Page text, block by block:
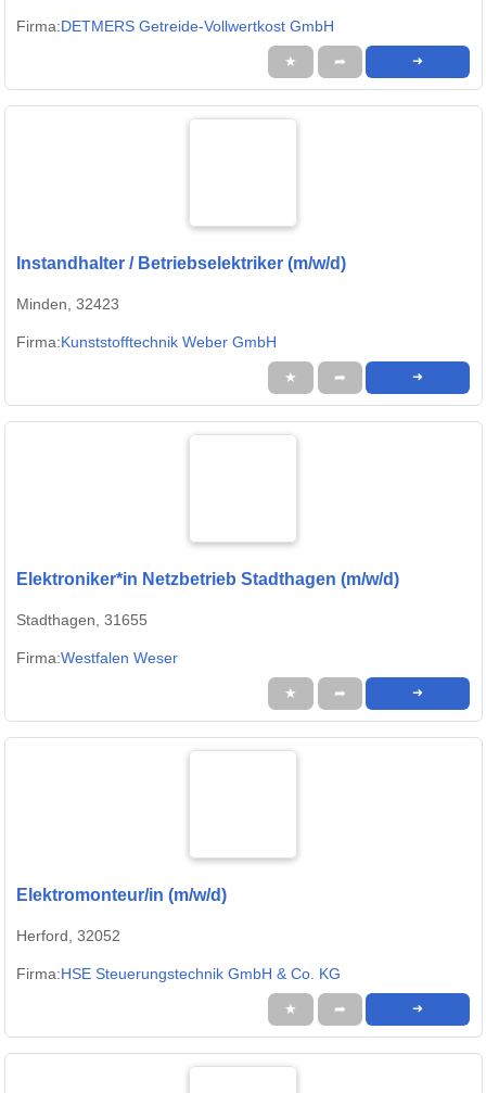
Firma:DETMERS Getreide-Vollwertkost GmbH
★ ➦ ➜
Instandhalter / Betriebselektriker (m/w/d)
Minden, 32423
Firma:Kunststofftechnik Weber GmbH
★ ➦ ➜
Elektroniker*in Netzbetrieb Stadthagen (m/w/d)
Stadthagen, 31655
Firma:Westfalen Weser
★ ➦ ➜
Elektromonteur/in (m/w/d)
Herford, 32052
Firma:HSE Steuerungstechnik GmbH & Co. KG
★ ➦ ➜